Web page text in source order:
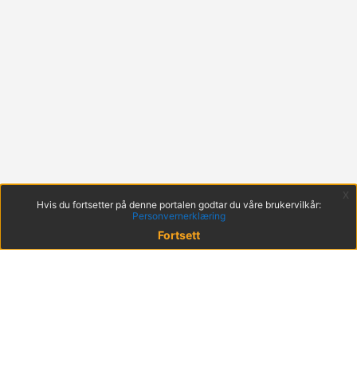
Hvis du fortsetter på denne portalen godtar du våre brukervilkår:
Personvernerklæring
Fortsett
x